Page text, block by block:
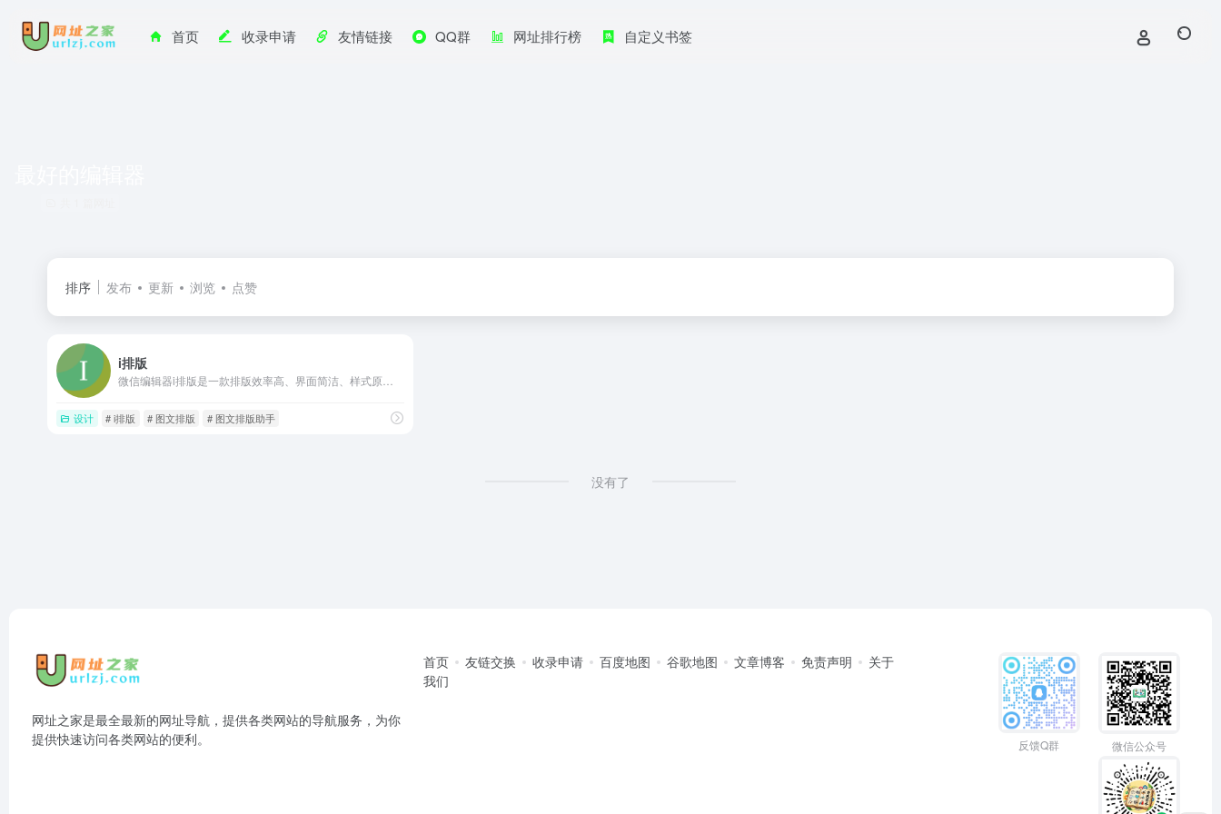
首页 收录申请 友情链接 QQ群 网址排行榜 自定义书签
排序 发布 更新 浏览 点赞
i排版
设计 # i排版 # 图文排版 # 图文排版助手
没有了
网址之家是最全最新的网址导航，提供各类网站的导航服务，为你
提供快速访问各类网站的便利。
首页 友链交换 收录申请 百度地图 谷歌地图 文章博客 免责声明
关于
我们
反馈Q群 微信公众号